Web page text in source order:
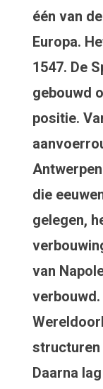
één van
Europa.
1547. De
gebouwd
positie.
die
gelegen,
van
structuren
Daarna